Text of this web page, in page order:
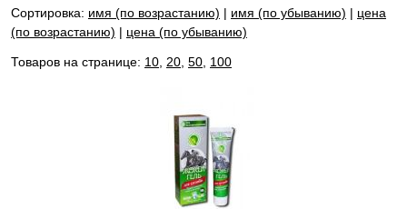
Сортировка: имя (по возрастанию) | имя (по убыванию) | цена
(по возрастанию) | цена (по убыванию)
Товаров на странице: 10 20 50 100